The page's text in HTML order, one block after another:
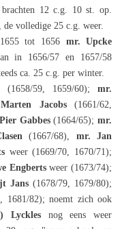
12 c.g. 10 st. op.
de volledige 25 c.g. weer.
tot 1656 mr. Upcke
in 1656/57 en 1657/58
ca. 25 c.g. per winter.
(1658/59, 1659/60);mr.
Jacobs(1661/62,
Pier Gabbes(1664/65); mr.
(1667/68), mr. Jan
weer (1669/70, 1670/71);
Engbertsweer (1673/74);
Jans (1678/79, 1679/80);
1681/82); noemt zich ook
Lycklesnog eens weer